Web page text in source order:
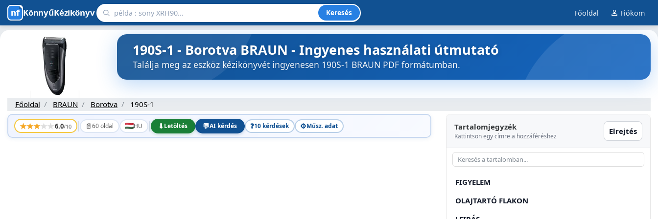
KönnyűKézikönyv Keresés Főoldal Fiókom
190S-1 - Borotva BRAUN - Ingyenes használati útmutató
Találja meg az eszköz kézikönyvét ingyenesen 190S-1 BRAUN PDF formátumban.
Főoldal BRAUN Borotva 190S-1
★★★★★6.0/10 📄60 oldal HU ⬇Letöltés 💬AI kérdés ❓10 kérdések ⚙️Műsz. adat Tartalomjegyzék
Kattintson egy címre a hozzáféréshez
Elrejtés
FIGYELEM
OLAJTARTÓ FLAKON